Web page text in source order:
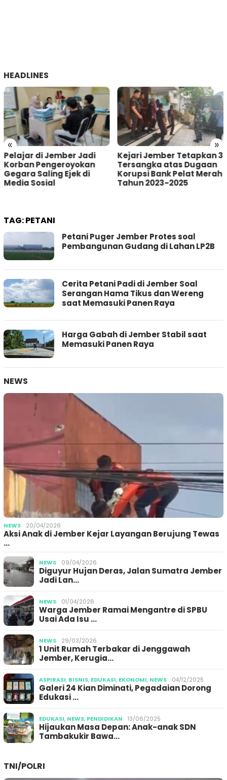
HEADLINES
« »
Kejari Jember Tetapkan 3
Tersangka atas Dugaan
Korupsi Bank Pelat Merah
Tahun 2023-2025
Pria Asal Lumajang
Tertangkap Warga
Sumberbaru Jember
saat akan Curi Kotak
TAG:PETANI
Petani Puger Jember Protes soal
Pembangunan Gudang di Lahan LP2B
Cerita Petani Padi di Jember Soal
Serangan Hama Tikus dan Wereng
saat Memasuki Panen Raya
Harga Gabah di Jember Stabil saat
Memasuki Panen Raya
NEWS
NEWS 20/04/2026
Aksi Anak di Jember Kejar Layangan Berujung Tewas
…
NEWS 09/04/2026
Diguyur Hujan Deras, Jalan Sumatra Jember
Jadi Lan…
NEWS 01/04/2026
Warga Jember Ramai Mengantre di SPBU
Usai Ada Isu …
NEWS 29/03/2026
1 Unit Rumah Terbakar di Jenggawah
Jember, Kerugia…
ASPIRASI, BISNIS, EDUKASI, EKONOMI, NEWS 04/12/2025
Galeri 24 Kian Diminati, Pegadaian Dorong
Edukasi …
EDUKASI, NEWS, PENDIDIKAN 13/06/2025
Hijaukan Masa Depan: Anak-anak SDN
Tambakukir Bawa…
TNI/POLRI